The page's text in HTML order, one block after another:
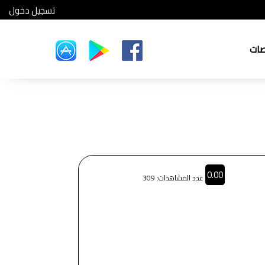
تسجيل دخول
0.00 عدد المشاهدات: 309